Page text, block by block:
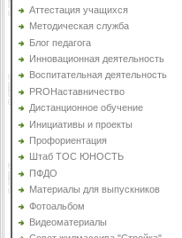
Аттестация учащихся
Методическая служба
Блог педагога
Инновационная деятельность
Воспитательная деятельность
PROНаставничество
Дистанционное обучение
Инициативы и проекты
Профориентация
Штаб ТОС ЮНОСТЬ
ПФДО
Материалы для выпускников
Фотоальбом
Видеоматериалы